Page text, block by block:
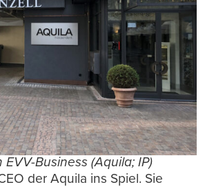
Business (Aquila; IP)
der Aquila ins Spiel. Sie